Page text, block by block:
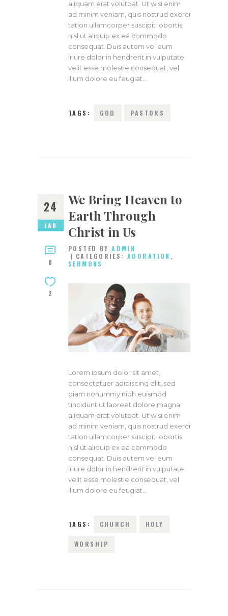
aliquam erat volutpat. Ut wisi enim
ad minim veniam, quis nostrud exerci
tation ullamcorper suscipit lobortis
nisl ut aliquip ex ea commodo
consequat. Duis autem vel eum
iriure dolor in hendrerit in vulputate
velit esse molestie consequat, vel
illum dolore eu feugiat…
TAGS: GOD PASTORS
24
JAN
0
2
We Bring Heaven to
Earth Through
Christ in Us
POSTED BYADMIN
CATEGORIES:ADORATION ,
SERMONS
Lorem ipsum dolor sit amet,
consectetuer adipiscing elit, sed
diam nonummy nibh euismod
tincidunt ut laoreet dolore magna
aliquam erat volutpat. Ut wisi enim
ad minim veniam, quis nostrud exerci
tation ullamcorper suscipit lobortis
nisl ut aliquip ex ea commodo
consequat. Duis autem vel eum
iriure dolor in hendrerit in vulputate
velit esse molestie consequat, vel
illum dolore eu feugiat…
TAGS: CHURCH HOLY
WORSHIP